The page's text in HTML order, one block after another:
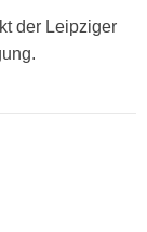
der Leipziger